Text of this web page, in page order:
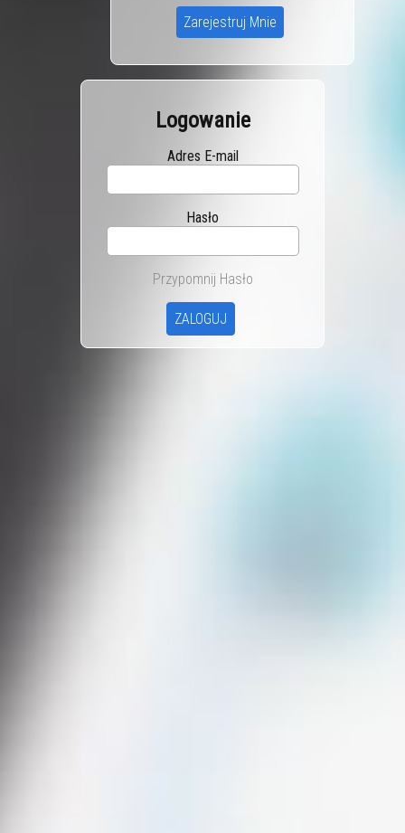
Zarejestruj Mnie
Logowanie
Adres E-mail
Hasło
Przypomnij Hasło